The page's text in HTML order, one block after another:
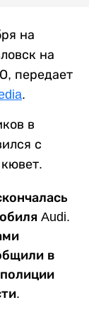
на
на
передает
.
в
с
Audi.
в